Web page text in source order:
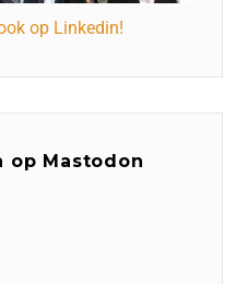
op Linkedin!
op Mastodon